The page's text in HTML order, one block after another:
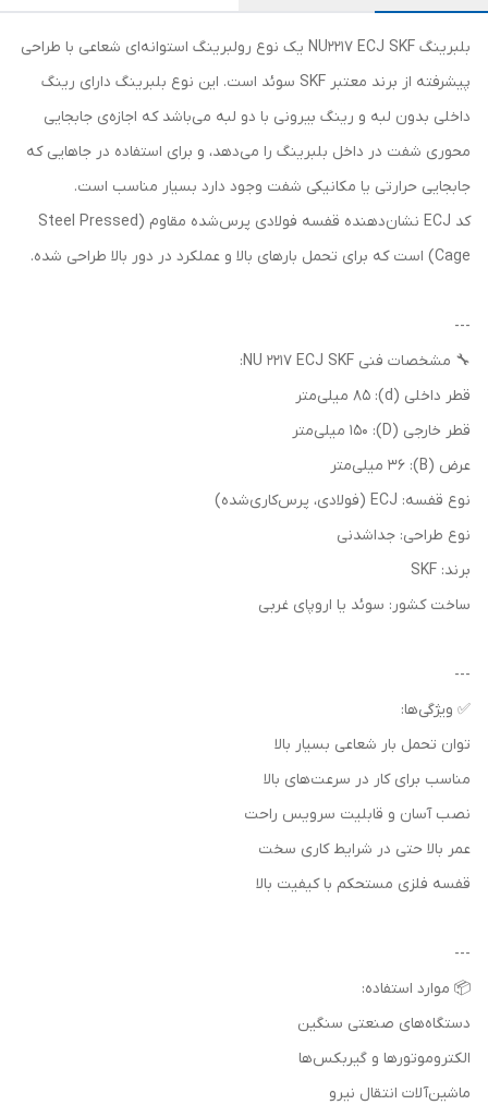
بلبرینگ NU2217 ECJ SKF یک نوع رولبرینگ استوانه‌ای شعاعی با طراحی
پیشرفته از برند معتبر SKF سوئد است. این نوع بلبرینگ دارای رینگ
داخلی بدون لبه و رینگ بیرونی با دو لبه می‌باشد که اجازه‌ی جابجایی
محوری شفت در داخل بلبرینگ را می‌دهد، و برای استفاده در جاهایی که
جابجایی حرارتی یا مکانیکی شفت وجود دارد بسیار مناسب است.
کد ECJ نشان‌دهنده قفسه فولادی پرس‌شده مقاوم (Steel Pressed
Cage) است که برای تحمل بارهای بالا و عملکرد در دور بالا طراحی شده.
---
🔧 مشخصات فنی NU 2217 ECJ SKF:
قطر داخلی (d): 85 میلی‌متر
قطر خارجی (D): 150 میلی‌متر
عرض (B): 36 میلی‌متر
نوع قفسه: ECJ (فولادی، پرس‌کاری‌شده)
نوع طراحی: جداشدنی
برند: SKF
ساخت کشور: سوئد یا اروپای غربی
---
✅ ویژگی‌ها:
توان تحمل بار شعاعی بسیار بالا
مناسب برای کار در سرعت‌های بالا
نصب آسان و قابلیت سرویس راحت
عمر بالا حتی در شرایط کاری سخت
قفسه فلزی مستحکم با کیفیت بالا
---
📦 موارد استفاده:
دستگاه‌های صنعتی سنگین
الکتروموتورها و گیربکس‌ها
ماشین‌آلات انتقال نیرو